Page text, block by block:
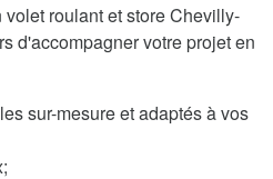
roulant et store Chevilly-
d'accompagner votre projet en
sur-mesure et adaptés à vos